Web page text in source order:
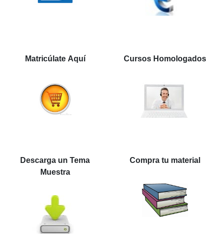
Matricúlate Aquí Cursos Homologados
Descarga un Tema
Muestra
Compra tu material